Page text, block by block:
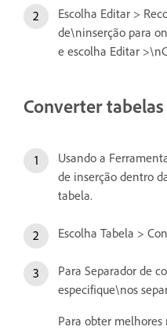
Escolha Editar >
de\ninserção para
e escolha Editar
Converter
Usando a
de inserção dentro
tabela.
Escolha Tabela >
Para Separador de
especifique\nos
Para obter melhores